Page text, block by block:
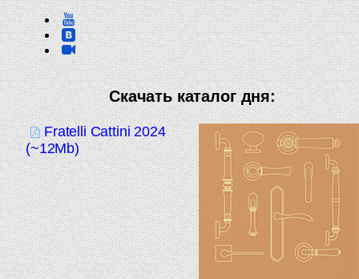
Скачать каталог дня:
Fratelli Cattini 2024
(~12Mb)